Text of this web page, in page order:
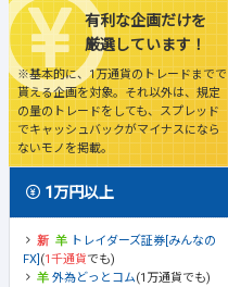
有利な企画だけを
厳選しています！
※基本的に、1万通貨のトレードまでで
貰える企画を対象。それ以外は、規定
の量のトレードをしても、スプレッド
でキャッシュバックがマイナスになら
ないモノを掲載。
1万円以上
トレイダーズ証券[みんなの
FX] (1千通貨でも)
外為どっとコム(1万通貨でも)